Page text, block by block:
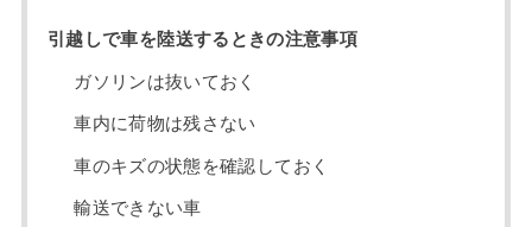
引越しで車を陸送するときの注意事項
ガソリンは抜いておく
車内に荷物は残さない
車のキズの状態を確認しておく
輸送できない車